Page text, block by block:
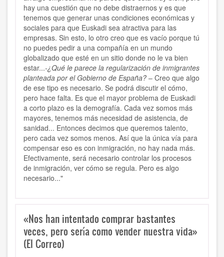
hay una cuestión que no debe distraernos y es que
tenemos que generar unas condiciones económicas y
sociales para que Euskadi sea atractiva para las
empresas. Sin esto, lo otro creo que es vacío porque tú
no puedes pedir a una compañía en un mundo
globalizado que esté en un sitio donde no le va bien
estar...-¿Qué le parece la regularización de inmigrantes
planteada por el Gobierno de España? – Creo que algo
de ese tipo es necesario. Se podrá discutir el cómo,
pero hace falta. Es que el mayor problema de Euskadi
a corto plazo es la demografía. Cada vez somos más
mayores, tenemos más necesidad de asistencia, de
sanidad... Entonces decimos que queremos talento,
pero cada vez somos menos. Así que la única vía para
compensar eso es con inmigración, no hay nada más.
Efectivamente, será necesario controlar los procesos
de inmigración, ver cómo se regula. Pero es algo
necesario..."
«Nos han intentado comprar bastantes
veces, pero sería como vender nuestra vida»
(El Correo)